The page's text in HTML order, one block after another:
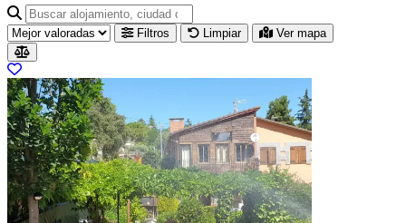
Buscar alojamiento, ciudad o provincia para ir a su página
Filtros Limpiar Ver mapa
Resultados del listado